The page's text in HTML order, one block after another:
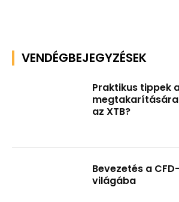
VENDÉGBEJEGYZÉSEK
Praktikus tippek
az XTB?
Bevezetés a
világába